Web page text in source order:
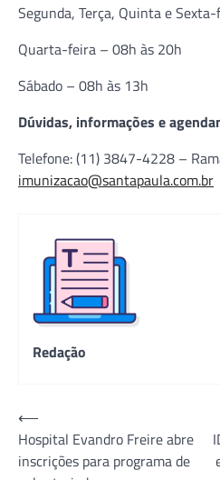
Segunda, Terça, Quinta e
Quarta-feira – 08h às 20h
Sábado – 08h às 13h
Dúvidas, informações e
Telefone: (11) 3847-4228 –
imunizacao@santapaula.com.br
Redação
Navegação
de
⟵
Hospital Evandro Freire abre
inscrições para programa de